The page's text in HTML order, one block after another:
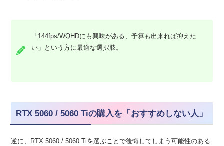
「144fps/WQHDにも興味がある、予算も出来れば抑えた
い」という方に最適な選択肢。
RTX 5060 / 5060 Tiの購入を「おすすめしない人」
逆に、RTX 5060 / 5060 Tiを選ぶことで後悔してしまう可能性のある